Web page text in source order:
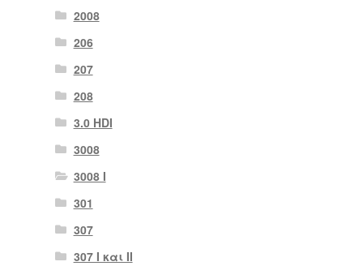
2008
206
207
208
3.0 HDI
3008
3008 Ι
301
307
307 I και II